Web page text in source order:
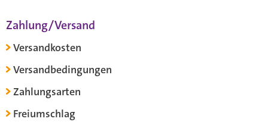
Zahlung/Versand
Versandkosten
Versandbedingungen
Zahlungsarten
Freiumschlag